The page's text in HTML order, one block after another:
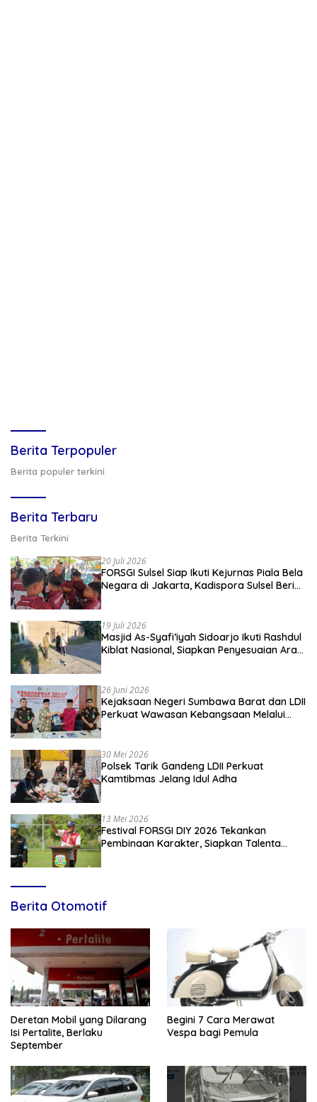
Berita Terpopuler
Berita populer terkini
Berita Terbaru
Berita Terkini
20 Juli 2026
FORSGI Sulsel Siap Ikuti Kejurnas Piala Bela
Negara di Jakarta, Kadispora Sulsel Beri
19 Juli 2026
Masjid As-Syafi’iyah Sidoarjo Ikuti Rashdul
Kiblat Nasional, Siapkan Penyesuaian Arah
26 Juni 2026
Kejaksaan Negeri Sumbawa Barat dan LDII
Perkuat Wawasan Kebangsaan Melalui
30 Mei 2026
Polsek Tarik Gandeng LDII Perkuat
Kamtibmas Jelang Idul Adha
13 Mei 2026
Festival FORSGI DIY 2026 Tekankan
Pembinaan Karakter, Siapkan Talenta
Berita Otomotif
Deretan Mobil yang Dilarang
Isi Pertalite, Berlaku
September
Begini 7 Cara Merawat
Vespa bagi Pemula